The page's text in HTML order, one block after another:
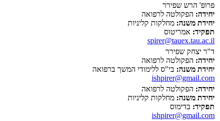
פרופ' הרש שפירר
יחידה: הפקולטה לרפואה
יחידת משנה: מחלקות קליניות
תפקיד: אמריטוס
spirer@tauex.tau.ac.il
ד"ר יצחק שפירר
יחידה: הפקולטה לרפואה
יחידת משנה: בי"ס ללימודי המשך ברפואה
ishpirer@gmail.com
יחידה: הפקולטה לרפואה
יחידת משנה: מחלקות קליניות
תפקיד: בדימוס
ishpirer@gmail.com